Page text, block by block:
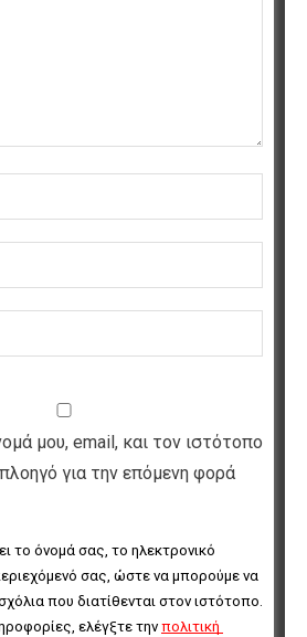
μου, email, και τον ιστότοπο
για την επόμενη φορά
το όνομά σας, το ηλεκτρονικό
σας, ώστε να μπορούμε να
που διατίθενται στον ιστότοπο.
ελέγξτε την πολιτική